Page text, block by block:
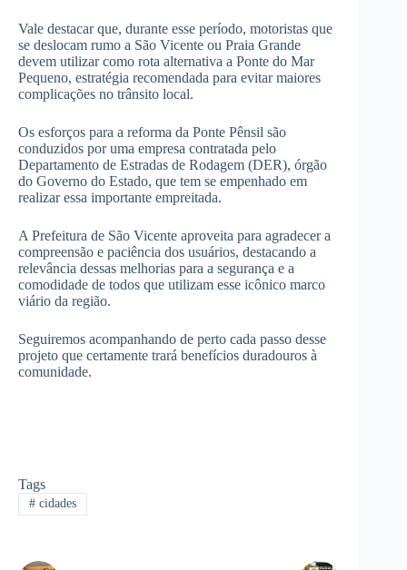
Vale destacar que, durante esse período, motoristas que
se deslocam rumo a São Vicente ou Praia Grande
devem utilizar como rota alternativa a Ponte do Mar
Pequeno, estratégia recomendada para evitar maiores
complicações no trânsito local.
Os esforços para a reforma da Ponte Pênsil são
conduzidos por uma empresa contratada pelo
Departamento de Estradas de Rodagem (DER), órgão
do Governo do Estado, que tem se empenhado em
realizar essa importante empreitada.
A Prefeitura de São Vicente aproveita para agradecer a
compreensão e paciência dos usuários, destacando a
relevância dessas melhorias para a segurança e a
comodidade de todos que utilizam esse icônico marco
viário da região.
Seguiremos acompanhando de perto cada passo desse
projeto que certamente trará benefícios duradouros à
comunidade.
Tags
#cidades